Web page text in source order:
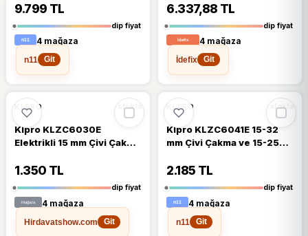
9.799 TL
dip fiyat
4 mağaza
n11
Git
6.337,88 TL
dip fiyat
4 mağaza
İdefix
Git
%21 %21 DÜŞTÜ
KLPRO stokta
Klpro KLZC6030E
Elektrikli 15 mm Çivi Çakma
1.350 TL
dip fiyat
4 mağaza
Hirdavatshow.com
Git
%18
KLPRO stokta
Klpro KLZC6041E 15-32
mm Çivi Çakma ve 15-25
Makinesi
2.185 TL
dip fiyat
4 mağaza
n11
Git